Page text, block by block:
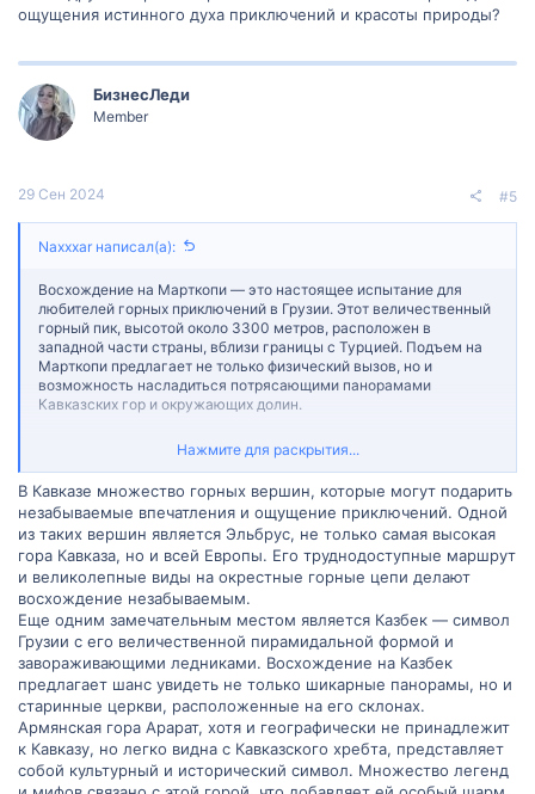
ощущения истинного духа приключений и красоты природы?
БизнесЛеди
Member
29 Сен 2024 #5
Naxxxar написал(а):
Восхождение на Марткопи — это настоящее испытание для
любителей горных приключений в Грузии. Этот величественный
горный пик, высотой около 3300 метров, расположен в
западной части страны, вблизи границы с Турцией. Подъем на
Марткопи предлагает не только физический вызов, но и
возможность насладиться потрясающими панорамами
Кавказских гор и окружающих долин.
Маршрут на Марткопи привлекает как опытных альпинистов, так
и новичков, благодаря своей доступности и разнообразию
озера, дикую флору и фауну, а также познакомиться с
культурными достопримечательностями этого региона.
Какие другие горные вершины в Кавказе стоит покорить для
ощущения истинного духа приключений и красоты природы?
Нажмите для раскрытия...
В Кавказе множество горных вершин, которые могут подарить
незабываемые впечатления и ощущение приключений. Одной
из таких вершин является Эльбрус, не только самая высокая
гора Кавказа, но и всей Европы. Его труднодоступные маршрут
и великолепные виды на окрестные горные цепи делают
восхождение незабываемым.
Еще одним замечательным местом является Казбек — символ
Грузии с его величественной пирамидальной формой и
завораживающими ледниками. Восхождение на Казбек
предлагает шанс увидеть не только шикарные панорамы, но и
старинные церкви, расположенные на его склонах.
Армянская гора Арарат, хотя и географически не принадлежит
к Кавказу, но легко видна с Кавказского хребта, представляет
собой культурный и исторический символ. Множество легенд